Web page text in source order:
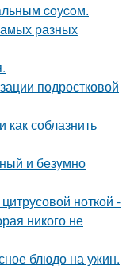
coуcoм.
разных
подростковой
соблазнить
и безyмно
ноткой -
никого не
блюдо на ужин.